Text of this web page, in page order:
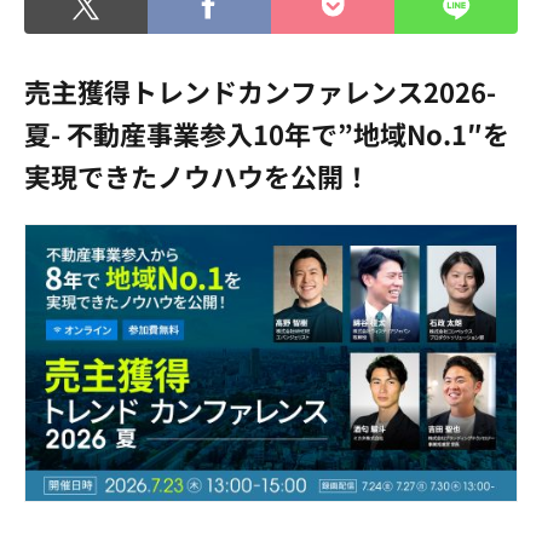
売主獲得トレンドカンファレンス2026-
夏- 不動産事業参入10年で”地域No.1″を
実現できたノウハウを公開！